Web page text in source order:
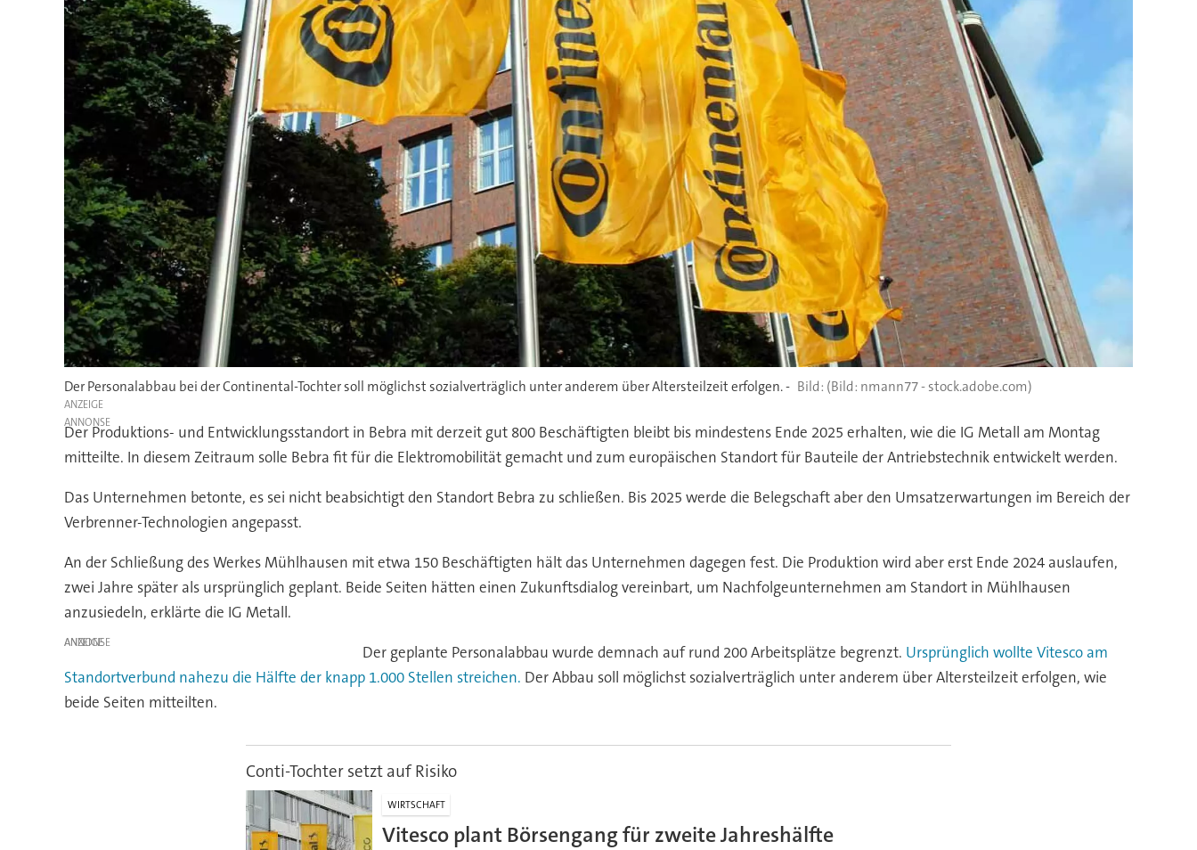
Der Personalabbau bei der Continental-Tochter soll möglichst sozialverträglich unter anderem über Altersteilzeit erfolgen. - (Bild: nmann77 - stock.adobe.com)
ANZEIGE
Der Produktions- und Entwicklungsstandort in Bebra mit derzeit gut 800 Beschäftigten bleibt bis mindestens Ende 2025 erhalten, wie die IG Metall am Montag
mitteilte. In diesem Zeitraum solle Bebra fit für die Elektromobilität gemacht und zum europäischen Standort für Bauteile der Antriebstechnik entwickelt werden.
Das Unternehmen betonte, es sei nicht beabsichtigt den Standort Bebra zu schließen. Bis 2025 werde die Belegschaft aber den Umsatzerwartungen im Bereich der
Verbrenner-Technologien angepasst.
An der Schließung des Werkes Mühlhausen mit etwa 150 Beschäftigten hält das Unternehmen dagegen fest. Die Produktion wird aber erst Ende 2024 auslaufen,
zwei Jahre später als ursprünglich geplant. Beide Seiten hätten einen Zukunftsdialog vereinbart, um Nachfolgeunternehmen am Standort in Mühlhausen
anzusiedeln, erklärte die IG Metall.
ANZEIGE Der geplante Personalabbau wurde demnach auf rund 200 Arbeitsplätze begrenzt. Ursprünglich wollte Vitesco am
Standortverbund nahezu die Hälfte der knapp 1.000 Stellen streichen. Der Abbau soll möglichst sozialverträglich unter anderem über Altersteilzeit erfolgen, wie
beide Seiten mitteilten.
Conti-Tochter setzt auf Risiko
WIRTSCHAFT
Vitesco plant Börsengang für zweite Jahreshälfte